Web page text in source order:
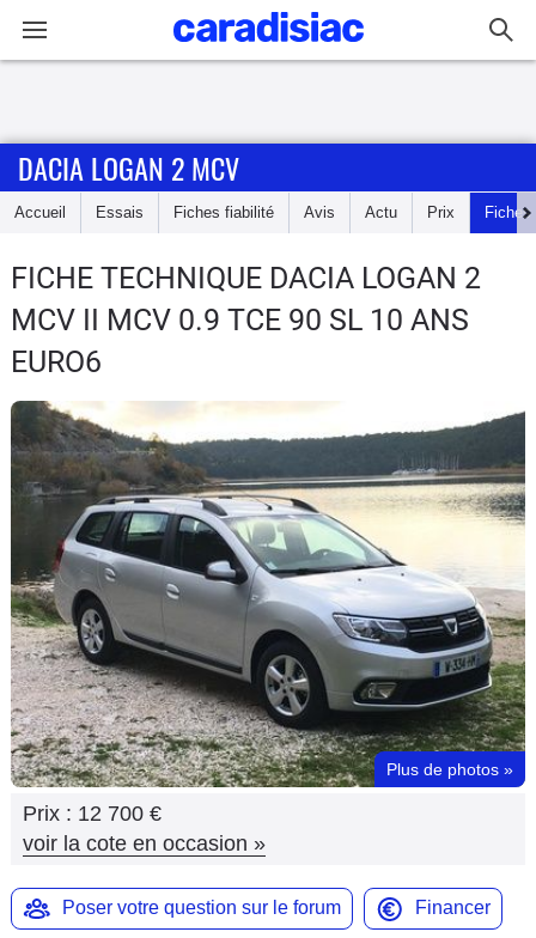
Accueil
Essais
Guide
d'achat
Electriques
Utilitaires
Flottes
Auto
Services
Forum
Moto
Marques
DACIA LOGAN 2 MCV
Accueil Essais Fiches fiabilité Avis Actu Prix Fiches
FICHE TECHNIQUE DACIA LOGAN 2
MCV II MCV 0.9 TCE 90 SL 10 ANS
EURO6
Plus de photos »
Prix : 12 700 €
voir la cote en occasion »
Poser votre question sur le forum Financer